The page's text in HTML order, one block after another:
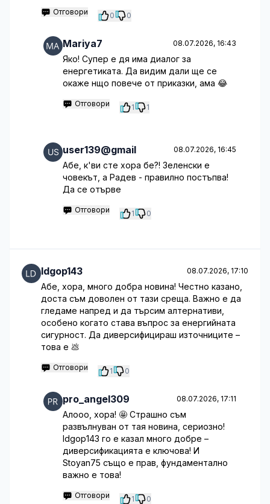
Отговори 0 0
Mariya7 08.07.2026, 16:43
Яко! Супер е дя има диалог за
енергетиката. Да видим дали ще се
окаже нщо повече от приказки, ама 😂
Отговори 1 1
user139@gmail 08.07.2026, 16:45
Абе, к'ви сте хора бе?! Зеленски е
човекът, а Радев - правилно постъпва!
Да се отърве
Отговори 1 0
ldgop143 08.07.2026, 17:10
Абе, хора, много добра новина! Честно казано,
доста съм доволен от тази среща. Важно е да
гледаме напред и да търсим алтернативи,
особено когато става въпрос за енергийната
сигурност. Да диверсифицираш източниците –
това е 💩
Отговори 1 0
pro_angel309 08.07.2026, 17:11
Алооо, хора! 🤩 Страшно съм
развълнуван от тая новина, сериозно!
ldgop143 го е казал много добре –
диверсификацията е ключова! И
Stoyan75 също е прав, фундаментално
важно е това!
Отговори 1 0